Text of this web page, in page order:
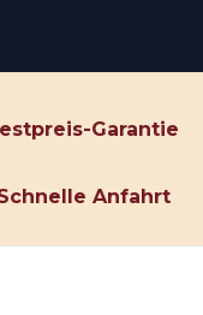
Garantie
Anfahrt